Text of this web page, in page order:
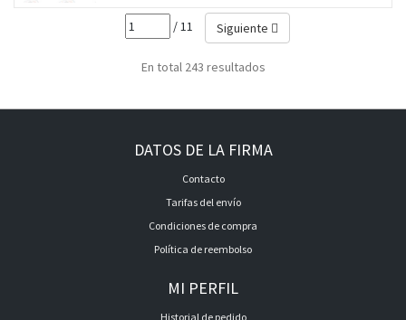
/ 11 Siguiente
En total 243 resultados
DATOS DE LA FIRMA
Contacto
Tarifas del envío
Condiciones de compra
Política de reembolso
MI PERFIL
Historial de pedido